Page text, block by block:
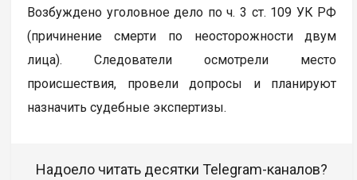
Возбуждено уголовное дело по ч. 3 ст. 109 УК РФ
(причинение смерти по неосторожности двум
лица). Следователи осмотрели место
происшествия, провели допросы и планируют
назначить судебные экспертизы.
Надоело читать десятки Telegram-каналов?